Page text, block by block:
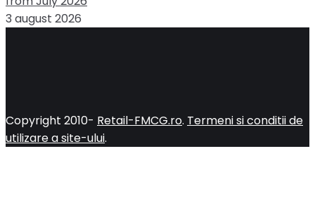
3 august 2026
Copyright 2010- Retail-FMCG.ro. Termeni si conditii de
utilizare a site-ului.